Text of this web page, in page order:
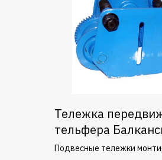
Тележка
тельфера
5т
Подвесные тележки